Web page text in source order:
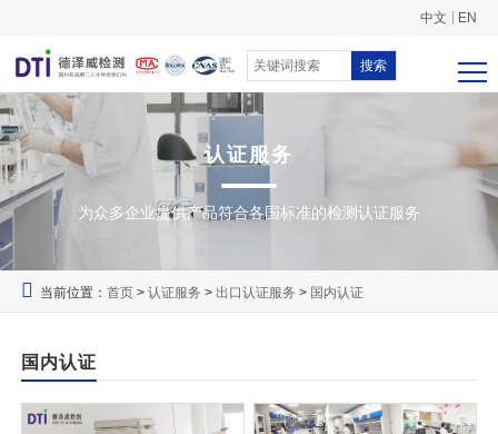
中文 EN
搜索
认证服务
为众多企业提供产品符合各国标准的检测认证服务
当前位置：首页 >认证服务 >出口认证服务 > 国内认证
国内认证